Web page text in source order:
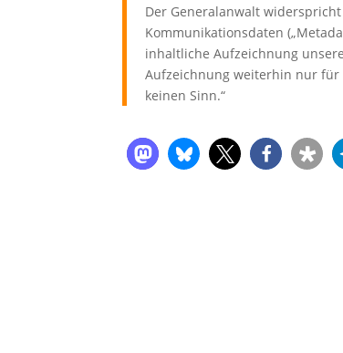
Der Generalanwalt
Kommunikationsdaten
inhaltliche Aufzeichnung
Aufzeichnung weiterhin nur
keinen Sinn.“